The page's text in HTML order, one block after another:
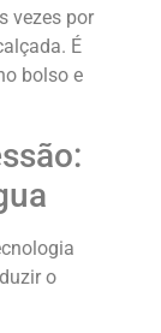
vezes por
É
bolso e
o